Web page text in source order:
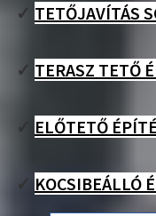
✓ TETŐJAVÍTÁS
✓ TERASZ TETŐ
✓ ELŐTETŐ
✓ KOCSIBEÁLLÓ